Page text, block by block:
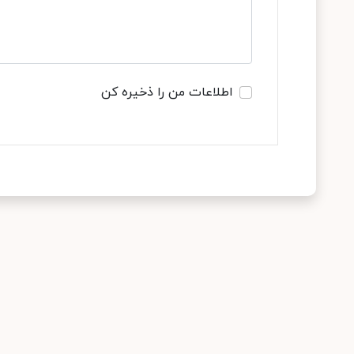
اطلاعات من را ذخیره کن